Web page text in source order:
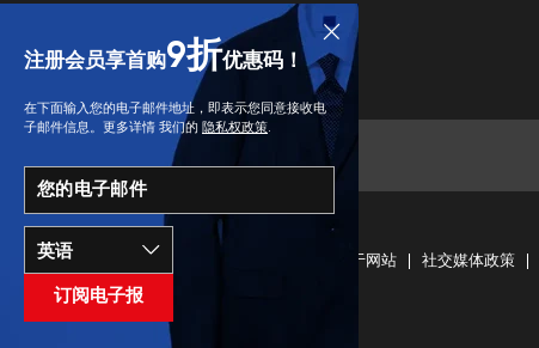
注册会员享首购9折优惠码！
在下面输入您的电子邮件地址，即表示您同意接收电
子邮件信息。更多详情 我们的 隐私权政策
您的电子邮件
订阅电子报
关于网站 社交媒体政策